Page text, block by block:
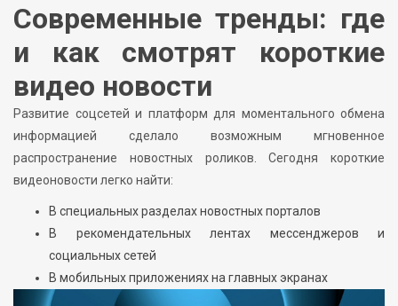
Современные тренды: где
и как смотрят короткие
видео новости
Развитие соцсетей и платформ для моментального обмена
информацией сделало возможным мгновенное
распространение новостных роликов. Сегодня короткие
видеоновости легко найти:
В специальных разделах новостных порталов
В рекомендательных лентах мессенджеров и
социальных сетей
В мобильных приложениях на главных экранах